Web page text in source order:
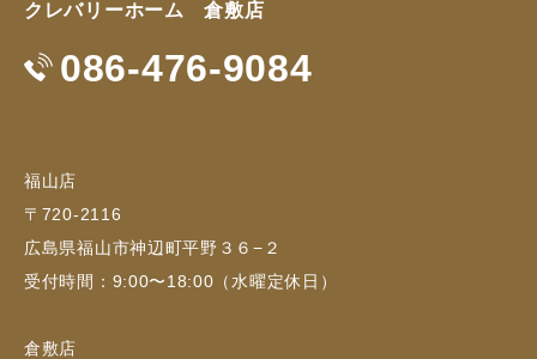
クレバリーホーム 倉敷店
086-476-9084
福山店
〒720-2116
広島県福山市神辺町平野３６−２
受付時間：9:00〜18:00（水曜定休日）
倉敷店